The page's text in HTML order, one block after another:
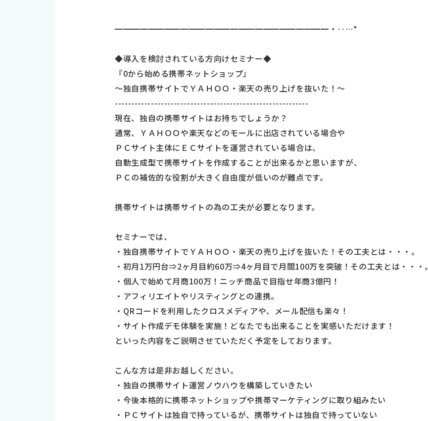
━━━━━━━━━━━━━━━━━━━━━━━━━━・‥…*
◆導入を検討されている方向けセミナー◆
『0から始める携帯ネットショップ』
～独自携帯サイトでＹＡＨＯＯ・楽天の売り上げを抜いた！～
-----------------------------------------------------------
現在、独自の携帯サイトはお持ちでしょうか？
通常、ＹＡＨＯＯや楽天などのモールに出店されている場合や
ＰＣサイト主体にＥＣサイトを運営されている場合は、
自動生成型で携帯サイトを作成することが出来るかと思いますが、
ＰＣの補佐的な役割が大きく自由度が低いのが難点です。
携帯サイトは携帯サイトの為の工夫が必要となります。
セミナーでは、
・独自携帯サイトでＹＡＨＯＯ・楽天の売り上げを抜いた！その工夫とは・・・。
・初月1万円台⇒2ヶ月目約60万⇒4ヶ月目で月間100万を突破！その工夫とは・・・。
・個人で始めて月商100万！ニッチ商品で目指せ年商3億円！
・アフィリエイトやリスティングとの連携。
・QRコードを利用したクロスメディアや、メール配信も楽々！
・サイト作成デモ体験を実施！どなたでも出来ることを実感いただけます！
といった内容をご説明させていただく予定をしております。
こんな方は是非お越しください。
・独自の携帯サイト運営ノウハウを構築していきたい
・今後本格的に携帯ネットショップや携帯マーケティングに取り組みたい
・ＰＣサイトは独自で持っているが、携帯サイトは独自で持っていない